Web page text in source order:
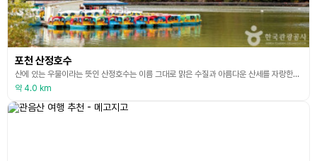
포천 산정호수
산에 있는 우물이라는 뜻인 산정호수는 이름 그대로 맑은 수질과 아름다운 산세를 자랑한다. 1925년 농수용저수지로 만들어졌으며, 명성산을 비롯해 여러 높은 산봉우리, 자인사와 등룡폭포, 비선폭포 등이 있다. 1977년 3월 국민관광지로 지정되어 많은 관광객이 찾고 있으며, 특히 봄?가을 호수의 밤 안개가 절경을 이루어 호수주변 산책길에 유명세를 타고 있다. 주변에 놀이공원, 조각공원, 보트장, 수영장, 썰매장 등이 조성되었다. (출처 : 포천 문화관광
약 4.0 km